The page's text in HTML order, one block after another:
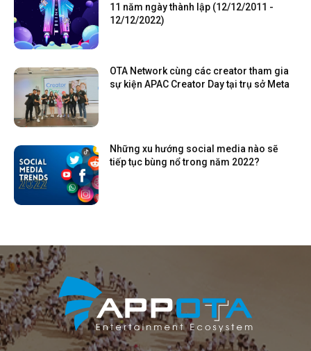
11 năm ngày thành lập (12/12/2011 -
12/12/2022)
OTA Network cùng các creator tham gia
sự kiện APAC Creator Day tại trụ sở Meta
Những xu hướng social media nào sẽ
tiếp tục bùng nổ trong năm 2022?